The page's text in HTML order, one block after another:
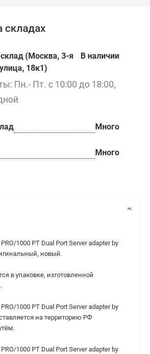
складах
(Москва, 3-я
18к1)
В наличии
Пн.- Пт. с 10:00 до 18:00,
Много
Много
1000 PT Dual Port Server adapter by
новый.
в упаковке, изготовленной
1000 PT Dual Port Server adapter by
на территорию РФ
1000 PT Dual Port Server adapter by